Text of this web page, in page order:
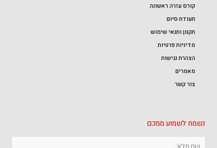
קורס עזרה ראשונה
תעודת סיום
תקנון ותנאי שימוש
מדיניות פרטיות
הצהרת נגישות
מאמרים
צור קשר
נשמח לשמוע ממכם